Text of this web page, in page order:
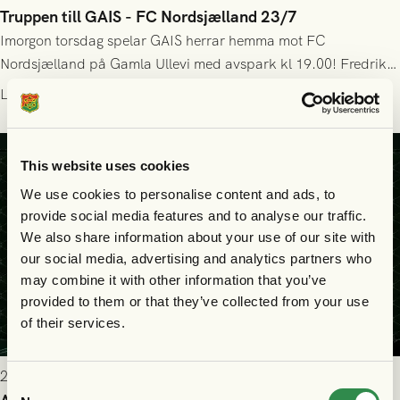
This website uses cookies
We use cookies to personalise content and ads, to
provide social media features and to analyse our traffic.
We also share information about your use of our site with
our social media, advertising and analytics partners who
may combine it with other information that you’ve
provided to them or that they’ve collected from your use
of their services.
Consent
Truppen till GAIS - FC Nordsjælland 23/7
Imorgon torsdag spelar GAIS herrar hemma mot FC
Nordsjælland på Gamla Ullevi med avspark kl 19.00! Fredrik
Holmberg och ledarstaben har tagit ut följande trupp till
matchen:
Läs mer
2026-07-22 9:00